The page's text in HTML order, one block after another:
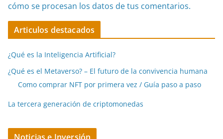
cómo se procesan los datos de tus comentarios.
Articulos destacados
¿Qué es la Inteligencia Artificial?
¿Qué es el Metaverso? – El futuro de la convivencia humana
Como comprar NFT por primera vez / Guía paso a paso
La tercera generación de criptomonedas